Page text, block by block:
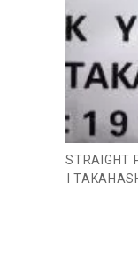
STRAIGHT
I